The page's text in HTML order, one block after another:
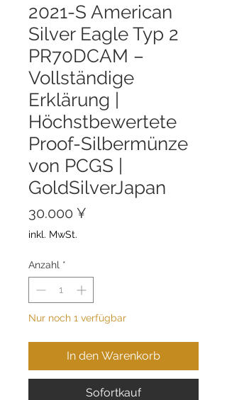
2021-S American
Silver Eagle Typ 2
PR70DCAM –
Vollständige
Erklärung |
Höchstbewertete
Proof-Silbermünze
von PCGS |
GoldSilverJapan
30.000 ¥
inkl. MwSt.
Anzahl *
Nur noch 1 verfügbar
In den Warenkorb
Sofortkauf